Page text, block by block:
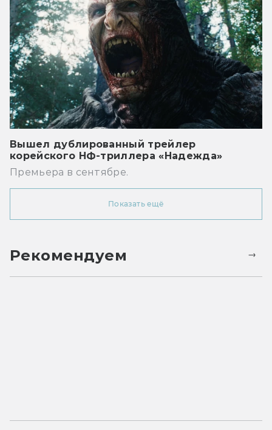
Вышел дублированный трейлер
корейского НФ-триллера «Надежда»
Премьера в сентябре.
Показать ещё
Рекомендуем